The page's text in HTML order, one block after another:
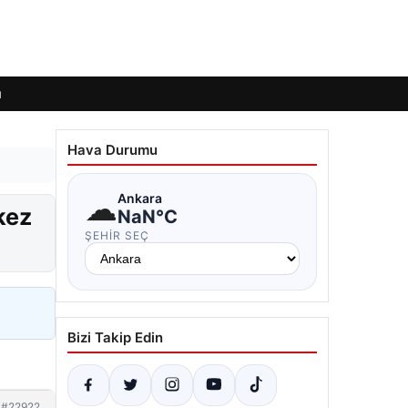
Hava Durumu
☁Ankara
NaN°C
ŞEHIR SEÇ
Bizi Takip Edin